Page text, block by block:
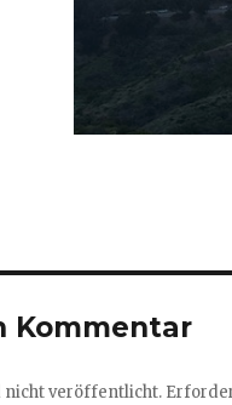
Kommentar
nicht veröffentlicht.